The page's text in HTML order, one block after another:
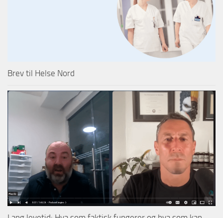
Brev til Helse Nord